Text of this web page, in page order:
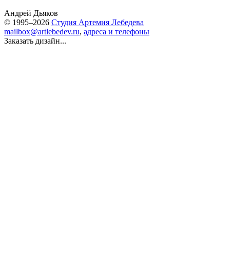
Андрей Дьяков
© 1995–2026 Студия Артемия Лебедева
mailbox@artlebedev.ru, адреса и телефоны
Заказать дизайн...